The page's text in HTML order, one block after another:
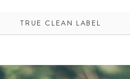
TRUE CLEAN LABEL